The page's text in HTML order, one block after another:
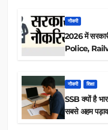
नौकरी
2026 में
Police,
नौकरी शिक्षा
SSB क्यों है
सबसे अहम